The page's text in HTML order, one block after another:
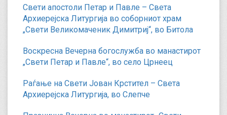
Свети апостоли Петар и Павле – Света
Архиерејска Литургија во соборниот храм
„Свети Великомаченик Димитриј“, во Битола
Воскресна Вечерна богослужба во манастирот
„Свети Петар и Павле“, во село Црнеец
Раѓање на Свети Јован Крстител – Света
Архиерејска Литургија, во Слепче